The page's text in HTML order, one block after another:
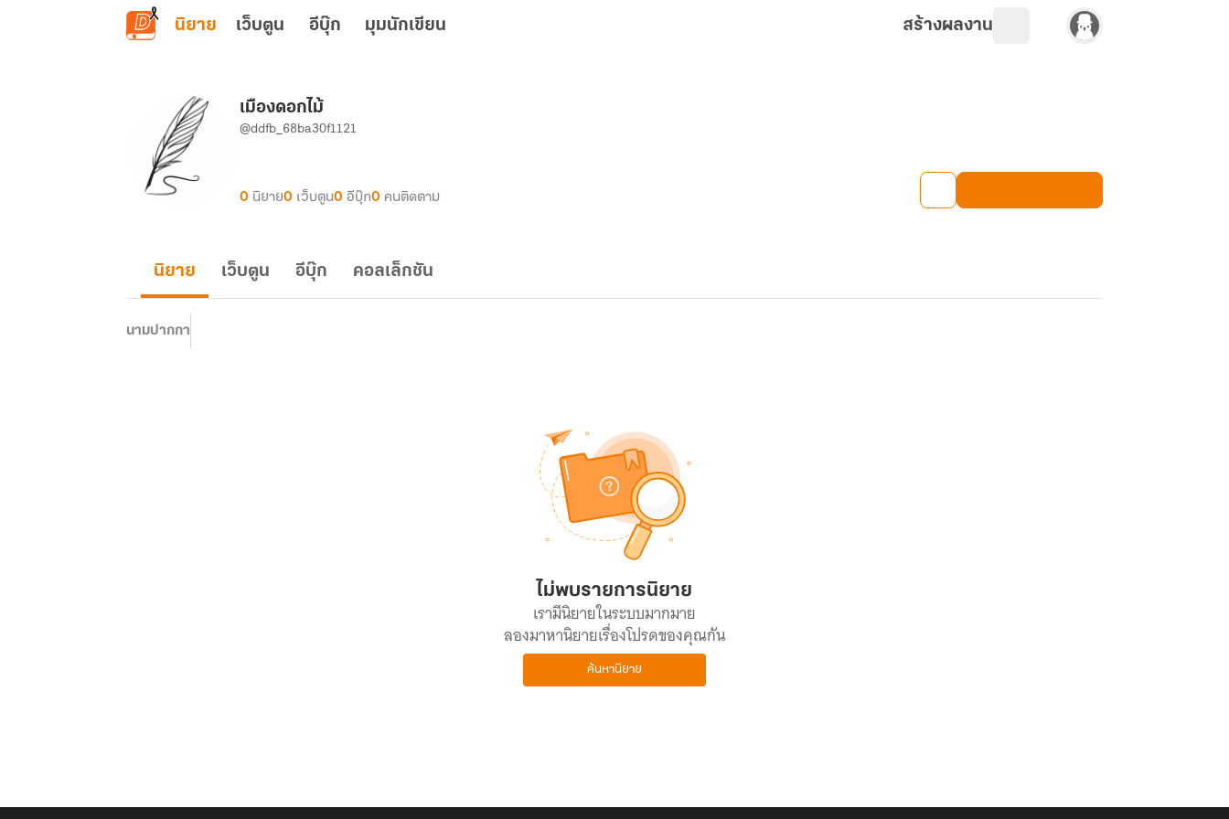
ข้ามไปยังเนื้อหาหลัก
นิยาย เว็บตูน อีบุ๊ก มุมนักเขียน สร้างผลงาน
เมืองดอกไม้
@ddfb_68ba30f1121
0 นิยาย0 เว็บตูน0 อีบุ๊ก0 คนติดตาม
นิยาย เว็บตูน อีบุ๊ก คอลเล็กชัน
นามปากกา
ไม่พบรายการนิยาย
เรามีนิยายในระบบมากมาย
ลองมาหานิยายเรื่องโปรดของคุณกัน
ค้นหานิยาย